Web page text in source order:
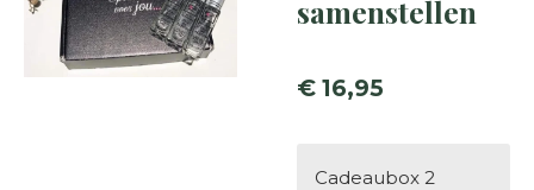
samenstellen
€ 16,95
Cadeaubox 2